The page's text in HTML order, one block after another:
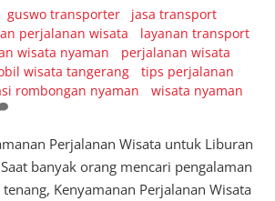
guswo transporter
jasa transport
perjalanan wisata
layanan transport
wisata nyaman
perjalanan wisata
wisata tangerang
tips perjalanan
rombongan nyaman
wisata nyaman
Perjalanan Wisata untuk Liburan
banyak orang mencari pengalaman
Kenyamanan Perjalanan Wisata